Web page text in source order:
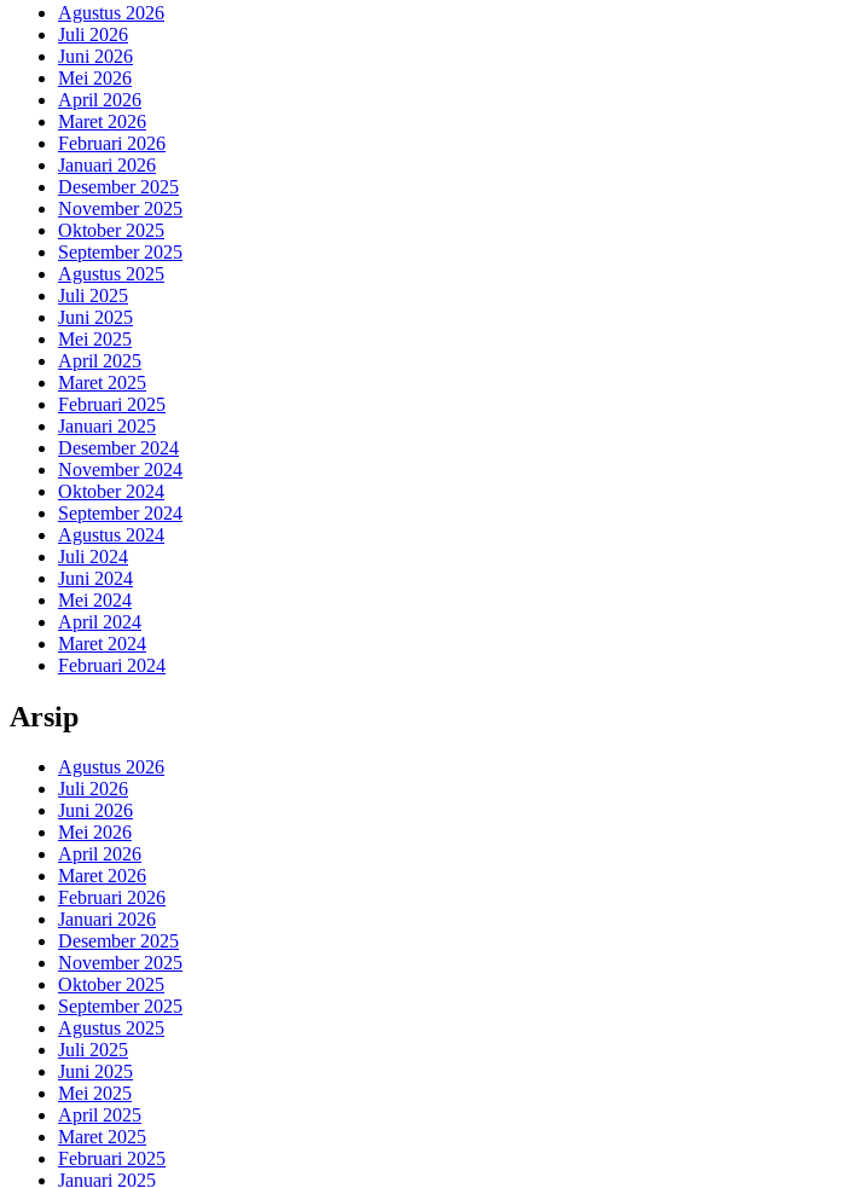
Agustus 2026
Juli 2026
Juni 2026
Mei 2026
April 2026
Maret 2026
Februari 2026
Januari 2026
Desember 2025
November 2025
Oktober 2025
September 2025
Agustus 2025
Juli 2025
Juni 2025
Mei 2025
April 2025
Maret 2025
Februari 2025
Januari 2025
Desember 2024
November 2024
Oktober 2024
September 2024
Agustus 2024
Juli 2024
Juni 2024
Mei 2024
April 2024
Maret 2024
Februari 2024
Arsip
Agustus 2026
Juli 2026
Juni 2026
Mei 2026
April 2026
Maret 2026
Februari 2026
Januari 2026
Desember 2025
November 2025
Oktober 2025
September 2025
Agustus 2025
Juli 2025
Juni 2025
Mei 2025
April 2025
Maret 2025
Februari 2025
Januari 2025